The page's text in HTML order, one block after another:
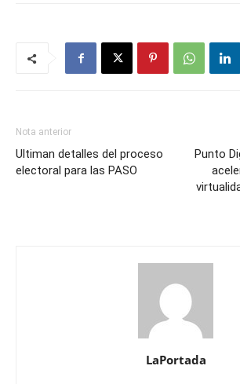
Nota anterior
Ultiman detalles del proceso
electoral para las PASO
Punto
LaPortada